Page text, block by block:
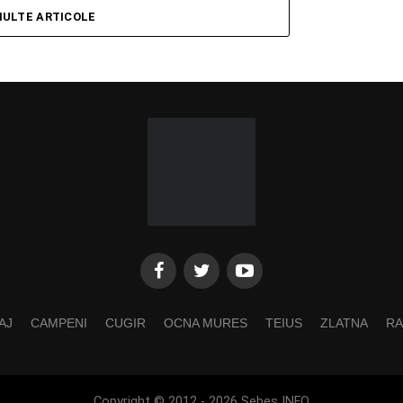
ARTICOLE
CAMPENI CUGIR OCNA MURES TEIUS ZLATNA